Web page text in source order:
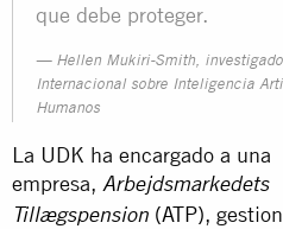
que debe proteger.
Hellen Mukiri-Smith,
Internacional sobre Inteligencia
Humanos
La UDK ha encargado a una
empresa, Arbejdsmarkedets
Tillægspension (ATP),